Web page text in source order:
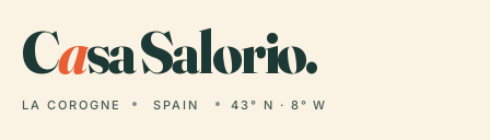
Casa Salorio.
LA COROGNE SPAIN 43° N · 8° W